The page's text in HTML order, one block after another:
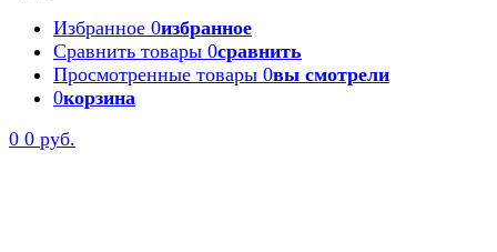
Избранное 0избранное
Сравнить товары 0сравнить
Просмотренные товары 0вы смотрели
0корзина
0 0 руб.Задать вопрос